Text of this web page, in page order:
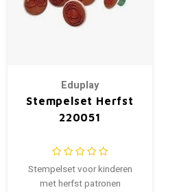
Eduplay
Stempelset Herfst
220051
Stempelset voor kinderen
met herfst patronen